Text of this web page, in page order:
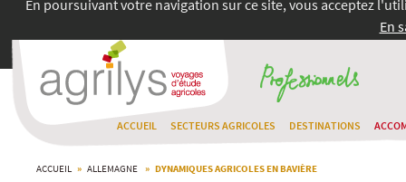
En poursuivant votre navigation sur ce site, vous acceptez
En
ACCUEIL SECTEURS AGRICOLES DESTINATIONS
ACCUEIL » ALLEMAGNE » DYNAMIQUES AGRICOLES EN BAVIÈRE